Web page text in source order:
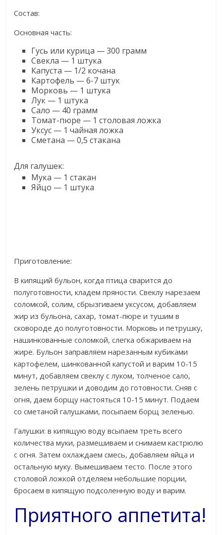
Состав:
Основная часть:
Гусь или курица — 300 грамм
Свекла — 1 штука
Капуста — 1/2 кочана
Картофель — 6-7 штук
Морковь — 1 штука
Лук — 1 штука
Сало — 40 грамм
Томат-пюре — 1 столовая ложка
Уксус — 1 чайная ложка
Сметана — 0,5 стакана
Для галушек:
Мука — 1 стакан
Яйцо — 1 штука
Приготовление:
В кипящий бульон, когда птица сварится до
полуготовности, кладем пряности. Свеклу нарезаем
соломкой, солим, сбрызгиваем уксусом, добавляем
жир из бульона, сахар, томат-пюре и тушим в
сковороде до полуготовности. Морковь и петрушку,
нашинкованные соломкой, слегка обжариваем на
жире. Бульон заправляем нарезанным кубиками
картофелем, шинкованной капустой и варим 10-15
минут, добавляем свеклу с луком, толченое сало,
зелень петрушки и доводим до готовности. Сняв с
огня, даем борщу настояться 10-15 минут. Подаем
со сметаной галушками, посыпаем борщ зеленью.
Галушки: в кипящую воду всыпаем треть всего
количества муки, размешиваем и снимаем кастрюлю
с огня. Затем охлаждаем смесь, добавляем яйца и
остальную муку. Вымешиваем тесто. После этого
столовой ложкой отделяем небольшие порции,
бросаем в кипящую подсоленную воду и варим.
Приятного аппетита!